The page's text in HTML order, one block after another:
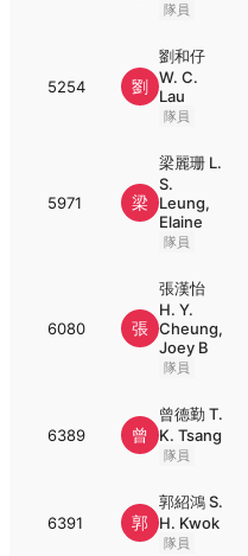
隊員
5254 劉
劉和仔
W. C.
Lau
隊員
5971 梁
梁麗珊 L.
S.
Leung,
Elaine
隊員
6080 張
張漢怡
H. Y.
Cheung,
Joey B
隊員
6389 曾
曾德勤 T.
K. Tsang
隊員
6391 郭
郭紹鴻 S.
H. Kwok
隊員